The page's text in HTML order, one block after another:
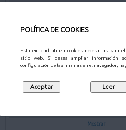
POLÍTICA DE COOKIES
Esta entidad utiliza cookies necesarias para
sitio web. Si desea ampliar información
configuración de las mismas en el navegador,
Nombramiento del puesto de trabajo
07/07/2026
Mostrar